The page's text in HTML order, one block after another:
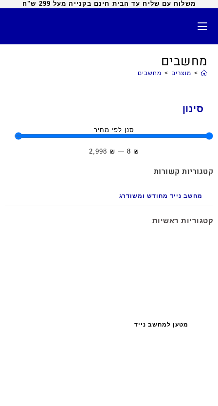
משלוח עם שליח עד הבית חינם בקנייה מעל 299 ש"ח
מחשבים
> מוצרים > מחשבים
סינון
סנן לפי מחיר
₪
8
—
₪
2,998
קטגוריות קשורות
מחשב נייד מחודש ומשודרג
קטגוריות ראשיות
מטען למחשב נייד